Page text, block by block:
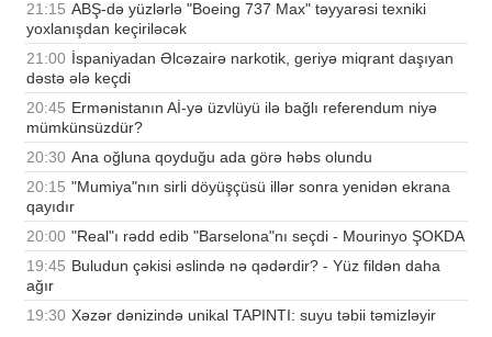
21:15 ABŞ-də yüzlərlə "Boeing 737 Max" təyyarəsi texniki
yoxlanışdan keçiriləcək
21:00 İspaniyadan Əlcəzairə narkotik, geriyə miqrant daşıyan
dəstə ələ keçdi
20:45 Ermənistanın Aİ-yə üzvlüyü ilə bağlı referendum niyə
mümkünsüzdür?
20:30 Ana oğluna qoyduğu ada görə həbs olundu
20:15 "Mumiya"nın sirli döyüşçüsü illər sonra yenidən ekrana
qayıdır
20:00 "Real"ı rədd edib "Barselona"nı seçdi - Mourinyo ŞOKDA
19:45 Buludun çəkisi əslində nə qədərdir? - Yüz fildən daha
ağır
19:30 Xəzər dənizində unikal TAPINTI: suyu təbii təmizləyir